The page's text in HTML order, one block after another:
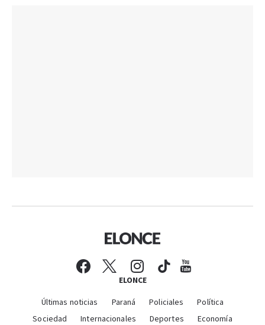
ELONCE
Últimas noticias Paraná Policiales
Política
Sociedad
Internacionales Deportes Economía